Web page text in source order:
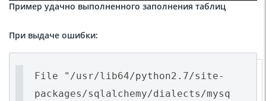
Пример удачно выполненного заполнения таблиц
При выдаче ошибки:
File "/usr/lib64/python2.7/site-
packages/sqlalchemy/dialects/mysq